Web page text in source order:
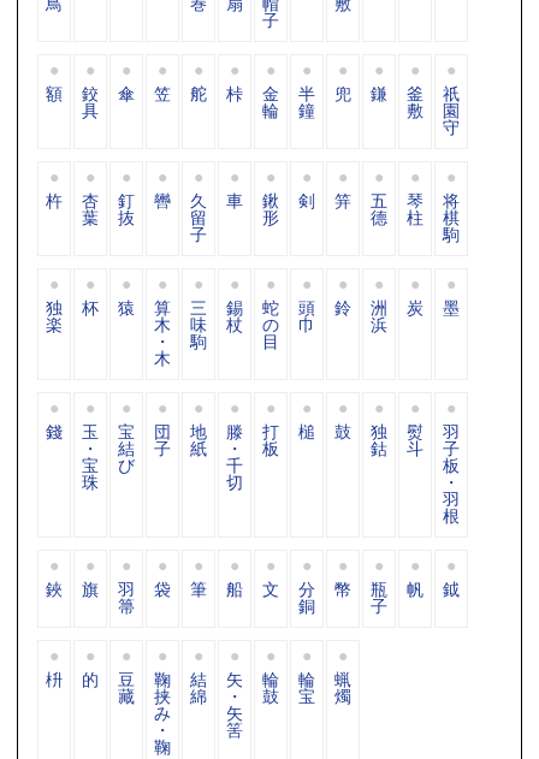
子
額 鉸
具
傘 笠 舵 桛 金
輪
半
鐘
兜 鎌 釜
敷
祇
園
守
杵 杏
葉
釘
抜
轡 久
留
子
車 鍬
形
剣 笄 五
德
琴
柱
将
棋
駒
独
楽
杯 猿 算
木
・
木
三
味
駒
錫
杖
蛇
の
目
頭
巾
鈴 洲
浜
炭 墨
錢 玉
・
宝
珠
宝
結
び
団
子
地
紙
滕
・
千
切
打
板
槌 鼓 独
鈷
熨
斗
羽
子
板
・
羽
根
鋏 旗 羽
箒
袋 筆 船 文 分
銅
幣 瓶
子
帆 鉞
枡 的 豆
藏
鞠
挟
み
・
鞠
結
綿
矢
・
矢
筈
輪
鼓
輪
宝
蝋
燭